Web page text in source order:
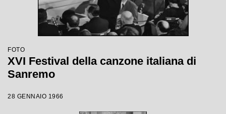
FOTO
XVI Festival della canzone italiana di
Sanremo
28 GENNAIO 1966